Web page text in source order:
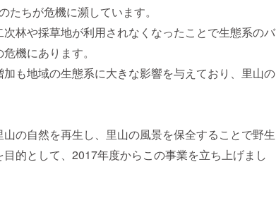
ちが危機に瀕しています。
林や採草地が利用されなくなったことで生態系のバ
機にあります。
も地域の生態系に大きな影響を与えており、里山の
の自然を再生し、里山の風景を保全することで野生
的として、2017年度からこの事業を立ち上げまし